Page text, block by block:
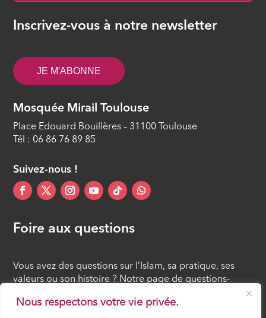
Nous respectons votre vie privée.
Inscrivez-vous à notre newsletter
JE M'ABONNE
Mosquée Mirail Toulouse
Place Edouard Bouillères – 31100 Toulouse
Tél : 06 86 76 89 85
Suivez-nous !
Foire aux questions
Vous avez des questions sur l’Islam, sa pratique, ses
valeurs ou son histoire ? Notre page de questions-
réponses rassemble des réponses claires et accessibles
à tous, croyants ou simples curieux.